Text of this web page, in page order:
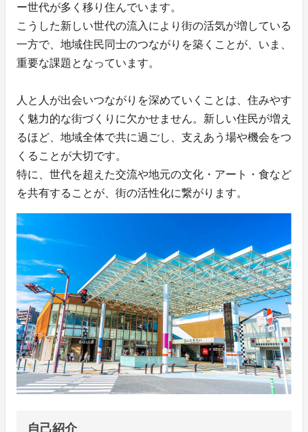
ー世代が多く移り住んでいます。
こうした新しい世代の流入により街の活気が増している
一方で、地域住民同士のつながりを築くことが、いま、
重要な課題となっています。
人と人が出会いつながりを深めていくことは、住みやす
く魅力的な街づくりに欠かせません。新しい住民が増え
るほど、地域全体で共に過ごし、支えあう場や機会をつ
くることが大切です。
特に、世代を超えた交流や地元の文化・アート・食など
を共有することが、街の活性化に繋がります。
自己紹介